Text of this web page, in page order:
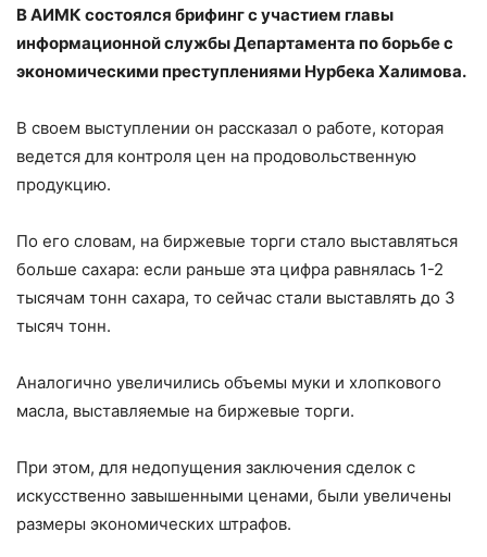
В АИМК состоялся брифинг с участием главы
информационной службы Департамента по борьбе с
экономическими преступлениями Нурбека Халимова.
В своем выступлении он рассказал о работе, которая
ведется для контроля цен на продовольственную
продукцию.
По его словам, на биржевые торги стало выставляться
больше сахара: если раньше эта цифра равнялась 1-2
тысячам тонн сахара, то сейчас стали выставлять до 3
тысяч тонн.
Аналогично увеличились объемы муки и хлопкового
масла, выставляемые на биржевые торги.
При этом, для недопущения заключения сделок с
искусственно завышенными ценами, были увеличены
размеры экономических штрафов.